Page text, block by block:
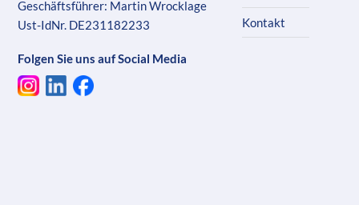
Geschäftsführer: Martin Wrocklage
Ust-IdNr. DE231182233
Folgen Sie uns auf Social Media
Kontakt